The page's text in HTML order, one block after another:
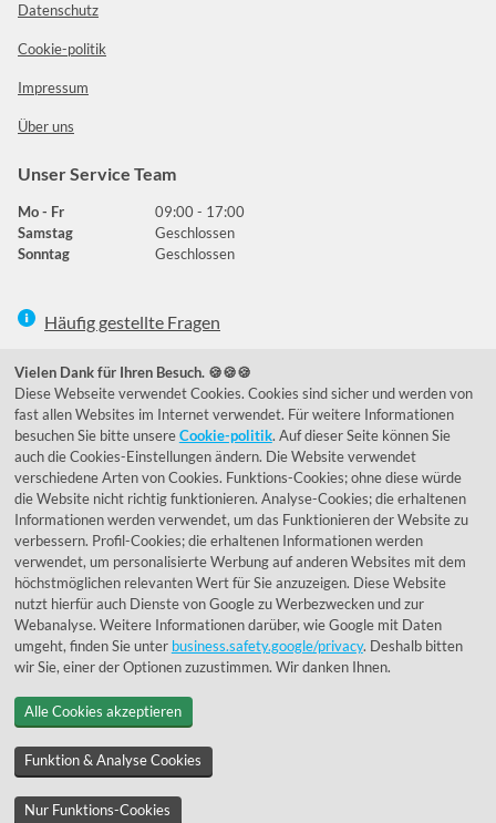
Datenschutz
Cookie-politik
Impressum
Über uns
Unser Service Team
Mo - Fr
09:00 - 17:00
Samstag
Geschlossen
Sonntag
Geschlossen
Häufig gestellte Fragen
039292 - 678215
de@lumidora.com
FacebookInstagram
Kundenmeinungen
Exzellent - eKomi.de
© 1955 - 2026 Lumidora
Vielen Dank für Ihren Besuch. 🍪🍪🍪
Diese Webseite verwendet Cookies. Cookies sind sicher und werden von
fast allen Websites im Internet verwendet. Für weitere Informationen
besuchen Sie bitte unsereCookie-politik. Auf dieser Seite können Sie
auch die Cookies-Einstellungen ändern. Die Website verwendet
verschiedene Arten von Cookies. Funktions-Cookies; ohne diese würde
die Website nicht richtig funktionieren. Analyse-Cookies; die erhaltenen
Informationen werden verwendet, um das Funktionieren der Website zu
verbessern. Profil-Cookies; die erhaltenen Informationen werden
verwendet, um personalisierte Werbung auf anderen Websites mit dem
höchstmöglichen relevanten Wert für Sie anzuzeigen. Diese Website
nutzt hierfür auch Dienste von Google zu Werbezwecken und zur
Webanalyse. Weitere Informationen darüber, wie Google mit Daten
umgeht, finden Sie unter business.safety.google/privacy. Deshalb bitten
wir Sie, einer der Optionen zuzustimmen. Wir danken Ihnen.
Alle Cookies akzeptieren
Funktion & Analyse Cookies
Nur Funktions-Cookies